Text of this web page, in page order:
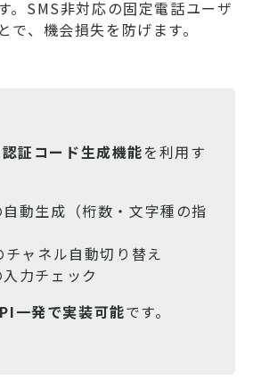
。SMS非対応の固定電話ユーザ
で、機会損失を防げます。
証コード生成機能を利用す
動生成（桁数・文字種の指
チャネル自動切り替え
力チェック
一発で実装可能です。